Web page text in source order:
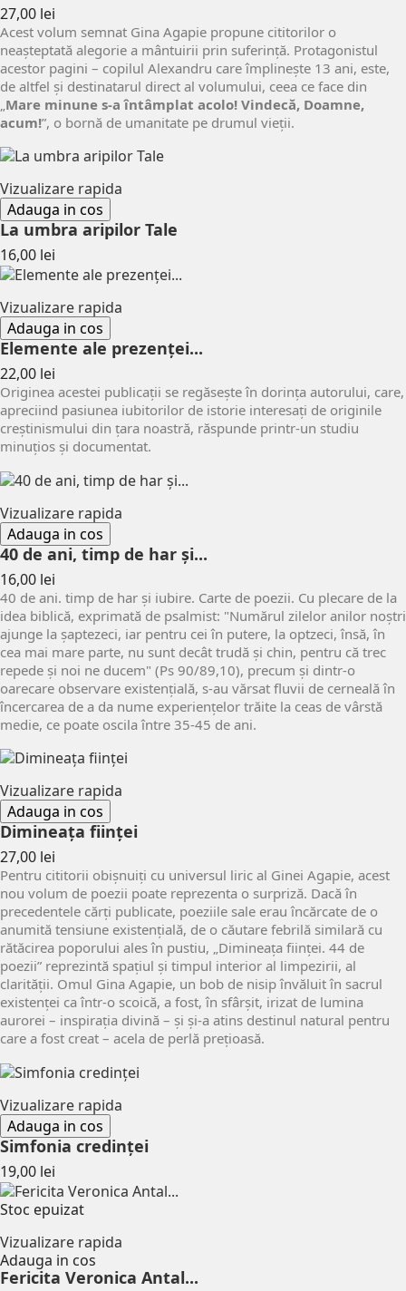
27,00 lei
Acest volum semnat Gina Agapie propune cititorilor o
neașteptată alegorie a mântuirii prin suferință. Protagonistul
acestor pagini – copilul Alexandru care împlinește 13 ani, este,
de altfel și destinatarul direct al volumului, ceea ce face din
Mare minune s-a întâmplat acolo! Vindecă, Doamne,
acum!”, o bornă de umanitate pe drumul vieții.
Vizualizare rapida
Adauga in cos
La umbra aripilor Tale
16,00 lei
Vizualizare rapida
Adauga in cos
Elemente ale prezenței...
22,00 lei
Originea acestei publicaţii se regăseşte în dorinţa autorului, care,
apreciind pasiunea iubitorilor de istorie interesaţi de originile
creştinismului din ţara noastră, răspunde printr-un studiu
minuţios şi documentat.
Vizualizare rapida
Adauga in cos
40 de ani, timp de har și...
16,00 lei
40 de ani. timp de har și iubire. Carte de poezii. Cu plecare de la
idea biblică, exprimată de psalmist: "Numărul zilelor anilor noştri
ajunge la şaptezeci, iar pentru cei în putere, la optzeci, însă, în
cea mai mare parte, nu sunt decât trudă şi chin, pentru că trec
repede şi noi ne ducem" (Ps 90/89,10), precum şi dintr-o
oarecare observare existenţială, s-au vărsat fluvii de cerneală în
încercarea de a da nume experienţelor trăite la ceas de vârstă
medie, ce poate oscila între 35-45 de ani.
Vizualizare rapida
Adauga in cos
Dimineața ființei
27,00 lei
Pentru cititorii obișnuiți cu universul liric al Ginei Agapie, acest
nou volum de poezii poate reprezenta o surpriză. Dacă în
precedentele cărți publicate, poeziile sale erau încărcate de o
anumită tensiune existențială, de o căutare febrilă similară cu
rătăcirea poporului ales în pustiu, „Dimineața ființei. 44 de
poezii” reprezintă spațiul și timpul interior al limpezirii, al
clarității. Omul Gina Agapie, un bob de nisip învăluit în sacrul
existenței ca într-o scoică, a fost, în sfârșit, irizat de lumina
aurorei – inspirația divină – și și-a atins destinul natural pentru
care a fost creat – acela de perlă prețioasă.
Vizualizare rapida
Adauga in cos
Simfonia credinței
19,00 lei
Stoc epuizat
Vizualizare rapida
Adauga in cos
Fericita Veronica Antal...